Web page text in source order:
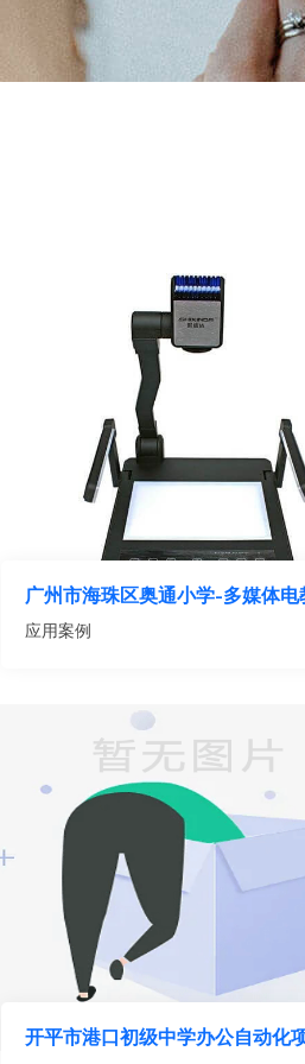
广州市海珠区奥通小学-多媒体电
应用案例
开平市港口初级中学办公自动化